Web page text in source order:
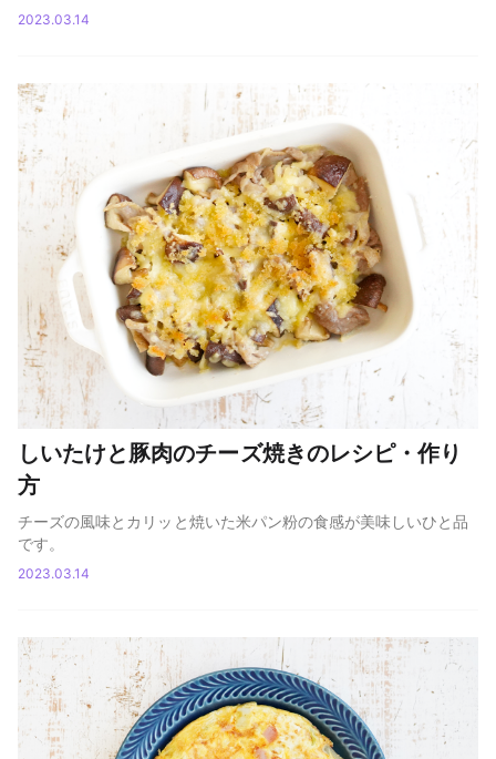
2023.03.14
しいたけと豚肉のチーズ焼きのレシピ・作り
方
チーズの風味とカリッと焼いた米パン粉の食感が美味しいひと品
です。
2023.03.14